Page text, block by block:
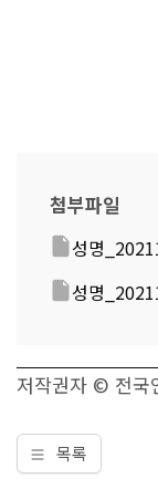
첨부파일
성명
성명
저작권자 © 전국
목록